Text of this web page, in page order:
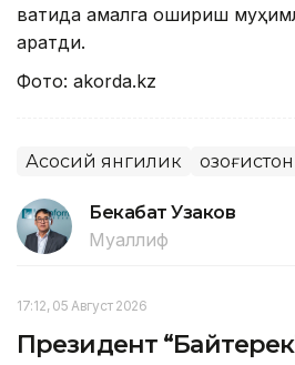
вақтида амалга ошириш
қаратди.
Фото: akorda.kz
Асосий янгилик
Бекабат Узаков
Муаллиф
17:12, 05 Август 2026
Президент